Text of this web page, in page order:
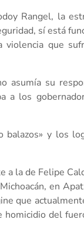
Rangel, la
sí está
violencia que
asumía su
a los
balazos» y los
a la de Felipe
en
que
homicidio del